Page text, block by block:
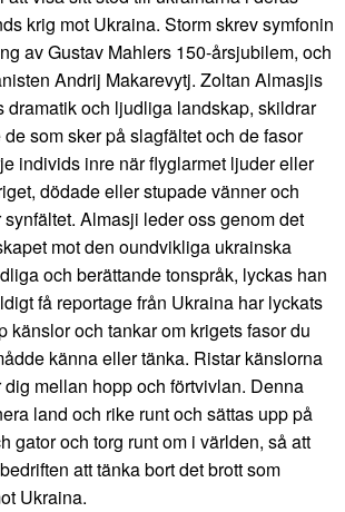
krig mot Ukraina. Storm skrev symfonin
av Gustav Mahlers 150-årsjubilem, och
Andrij Makarevytj. Zoltan Almasjis
dramatik och ljudliga landskap, skildrar
som sker på slagfältet och de fasor
individs inre när flyglarmet ljuder eller
dödade eller stupade vänner och
Almasji leder oss genom det
mot den oundvikliga ukrainska
och berättande tonspråk, lyckas han
få reportage från Ukraina har lyckats
känslor och tankar om krigets fasor du
känna eller tänka. Ristar känslorna
mellan hopp och förtvivlan. Denna
land och rike runt och sättas upp på
gator och torg runt om i världen, så att
att tänka bort det brott som
Ukraina.